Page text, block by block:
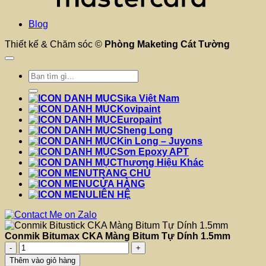
Blog
Thiết kế & Chăm sóc © Phòng Maketing Cát Tường
Tìm
kiếm:
Sika Việt Nam
Kovipaint
Europaint
Sheng Long
Kin Long – Juyons
Sơn Epoxy APT
Thương Hiệu Khác
TRANG CHỦ
CỬA HÀNG
LIÊN HỆ
Conmik Bitumax CKA Màng Bitum Tự Dính 1.5mm
Conmik
Bitumax
Thêm vào giỏ hàng